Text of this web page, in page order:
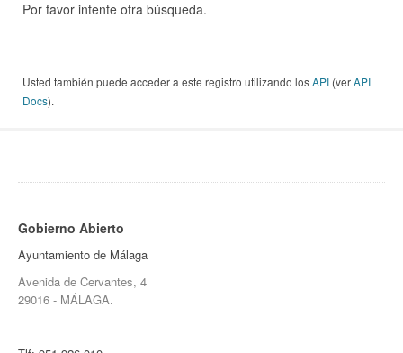
Por favor intente otra búsqueda.
Usted también puede acceder a este registro utilizando losAPI (verAPI
Docs).
Gobierno Abierto
Ayuntamiento de Málaga
Avenida de Cervantes, 4
29016 - MÁLAGA.